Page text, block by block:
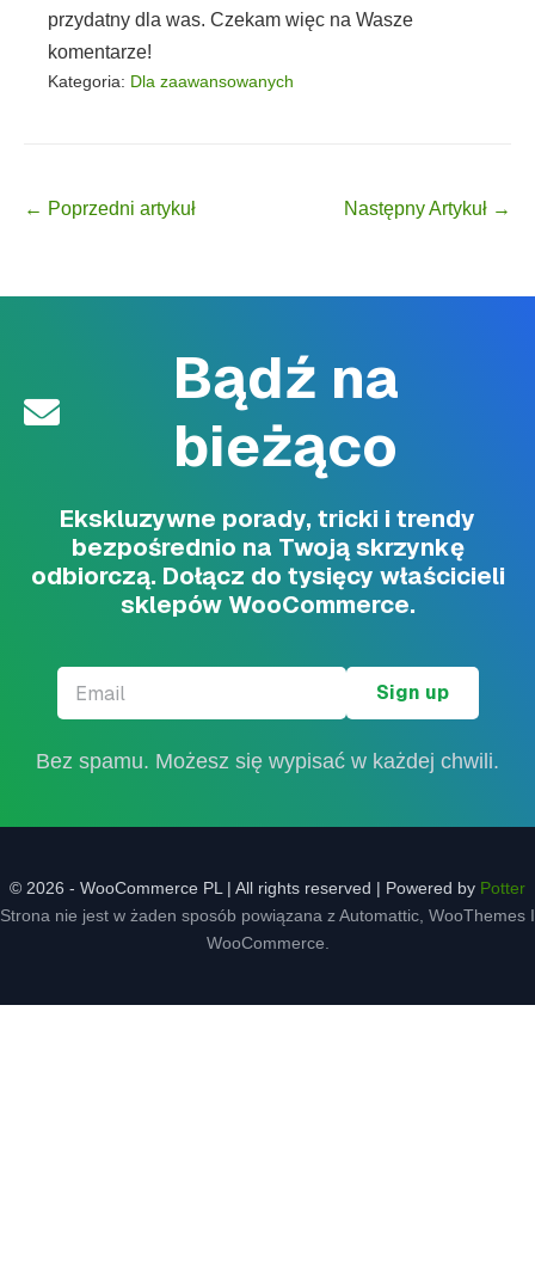
przydatny dla was. Czekam więc na Wasze
komentarze!
Kategoria: Dla zaawansowanych
Post Navigation
← Poprzedni artykuł Następny Artykuł →
Bądź na
bieżąco
Ekskluzywne porady, tricki i trendy
bezpośrednio na Twoją skrzynkę
odbiorczą. Dołącz do tysięcy właścicieli
sklepów WooCommerce.
Email*
Bez spamu. Możesz się wypisać w każdej chwili.
© 2026 - WooCommerce PL | All rights reserved | Powered by Potter
Strona nie jest w żaden sposób powiązana z Automattic, WooThemes I
WooCommerce.